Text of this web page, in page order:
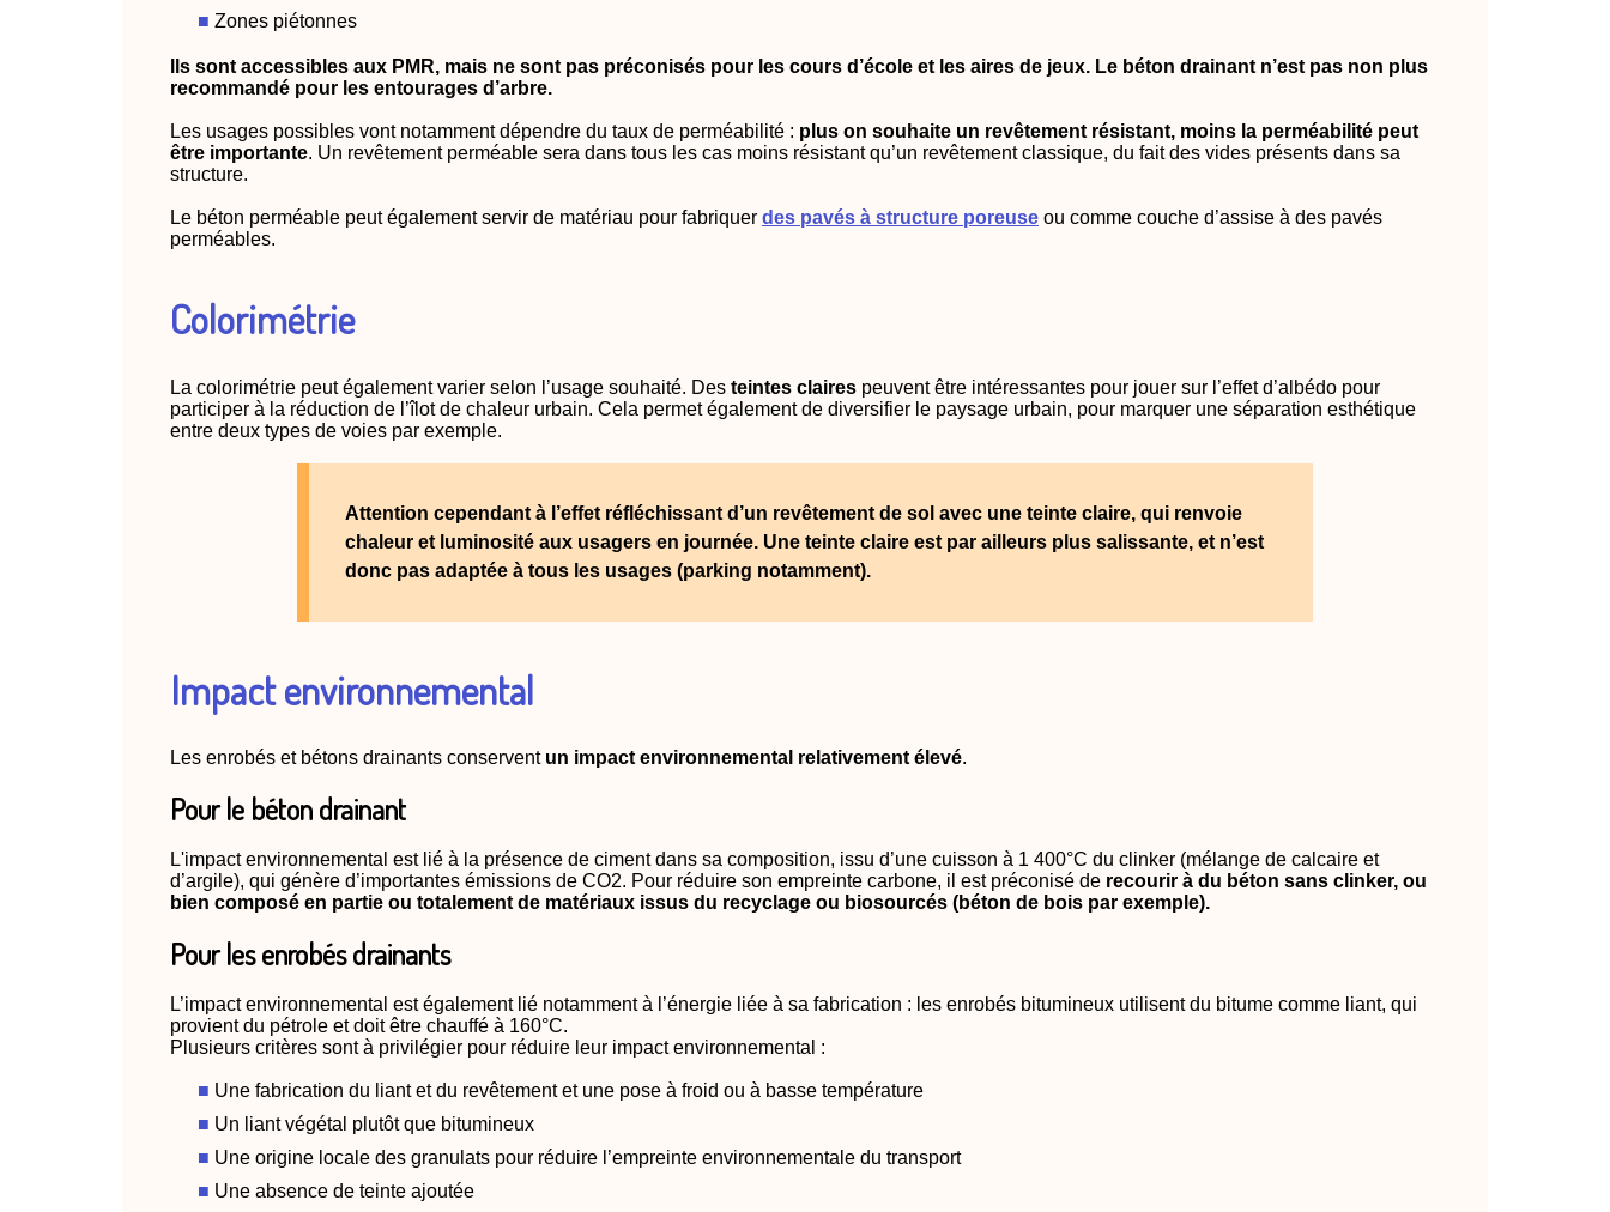
Zones piétonnes
lls sont accessibles aux PMR, mais ne sont pas préconisés pour les cours d’école et les aires de jeux. Le béton drainant n’est pas non plus
recommandé pour les entourages d’arbre.
Les usages possibles vont notamment dépendre du taux de perméabilité : plus on souhaite un revêtement résistant, moins la perméabilité peut
être importante. Un revêtement perméable sera dans tous les cas moins résistant qu’un revêtement classique, du fait des vides présents dans sa
structure.
Le béton perméable peut également servir de matériau pour fabriquer des pavés à structure poreuse ou comme couche d’assise à des pavés
perméables.
Colorimétrie
La colorimétrie peut également varier selon l’usage souhaité. Des teintes claires peuvent être intéressantes pour jouer sur l’effet d’albédo pour
participer à la réduction de l’îlot de chaleur urbain. Cela permet également de diversifier le paysage urbain, pour marquer une séparation esthétique
entre deux types de voies par exemple.
Attention cependant à l’effet réfléchissant d’un revêtement de sol avec une teinte claire, qui renvoie
chaleur et luminosité aux usagers en journée. Une teinte claire est par ailleurs plus salissante, et n’est
donc pas adaptée à tous les usages (parking notamment).
Impact environnemental
Les enrobés et bétons drainants conservent un impact environnemental relativement élevé.
Pour le béton drainant
L'impact environnemental est lié à la présence de ciment dans sa composition, issu d’une cuisson à 1 400°C du clinker (mélange de calcaire et
d’argile), qui génère d’importantes émissions de CO2. Pour réduire son empreinte carbone, il est préconisé de recourir à du béton sans clinker, ou
bien composé en partie ou totalement de matériaux issus du recyclage ou biosourcés (béton de bois par exemple).
Pour les enrobés drainants
L’impact environnemental est également lié notamment à l’énergie liée à sa fabrication : les enrobés bitumineux utilisent du bitume comme liant, qui
provient du pétrole et doit être chauffé à 160°C.
Plusieurs critères sont à privilégier pour réduire leur impact environnemental :
Une fabrication du liant et du revêtement et une pose à froid ou à basse température
Un liant végétal plutôt que bitumineux
Une origine locale des granulats pour réduire l’empreinte environnementale du transport
Une absence de teinte ajoutée